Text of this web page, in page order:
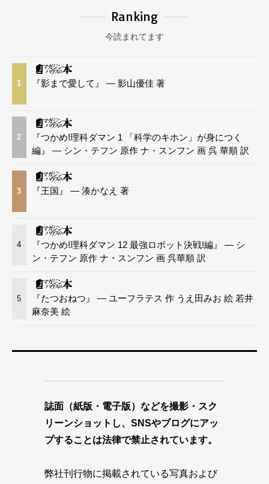
Ranking
今読まれてます
1 『影まで愛して』 — 影山優佳 著
2
『つかめ!理科ダマン 1 「科学のキホン」が身につく
編』 — シン・テフン 原作 ナ・スンフン 画 呉 華順 訳
3 『王国』 — 湊かなえ 著
4
『つかめ!理科ダマン 12 最強ロボット決戦!編』 — シ
ン・テフン 原作 ナ・スンフン 画 呉華順 訳
5
『たつおねつ』 — ユーフラテス 作 うえ田みお 絵 若井
麻奈美 絵
誌面（紙版・電子版）などを撮影・スク
リーンショットし、SNSやブログにアッ
プすることは法律で禁止されています。
弊社刊行物に掲載されている写真および